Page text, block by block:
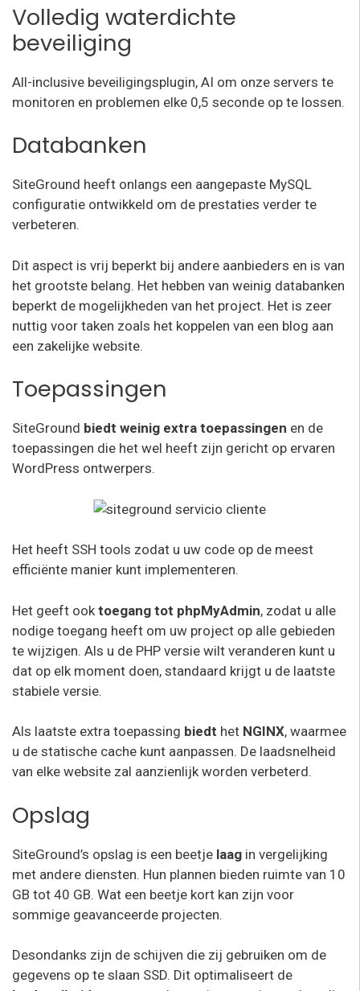
Volledig waterdichte
beveiliging
All-inclusive beveiligingsplugin, AI om onze servers te
monitoren en problemen elke 0,5 seconde op te lossen.
Databanken
SiteGround heeft onlangs een aangepaste MySQL
configuratie ontwikkeld om de prestaties verder te
verbeteren.
Dit aspect is vrij beperkt bij andere aanbieders en is van
het grootste belang. Het hebben van weinig databanken
beperkt de mogelijkheden van het project. Het is zeer
nuttig voor taken zoals het koppelen van een blog aan
een zakelijke website.
Toepassingen
SiteGround biedt weinig extra toepassingen en de
toepassingen die het wel heeft zijn gericht op ervaren
WordPress ontwerpers.
Het heeft SSH tools zodat u uw code op de meest
efficiënte manier kunt implementeren.
Het geeft ook toegang tot phpMyAdmin, zodat u alle
nodige toegang heeft om uw project op alle gebieden
te wijzigen. Als u de PHP versie wilt veranderen kunt u
dat op elk moment doen, standaard krijgt u de laatste
stabiele versie.
Als laatste extra toepassing biedt het NGINX, waarmee
u de statische cache kunt aanpassen. De laadsnelheid
van elke website zal aanzienlijk worden verbeterd.
Opslag
SiteGround’s opslag is een beetje laag in vergelijking
met andere diensten. Hun plannen bieden ruimte van 10
GB tot 40 GB. Wat een beetje kort kan zijn voor
sommige geavanceerde projecten.
Desondanks zijn de schijven die zij gebruiken om de
gegevens op te slaan SSD. Dit optimaliseert de